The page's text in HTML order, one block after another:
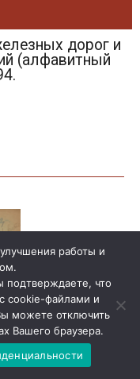
дорог и
(алфавитный
работы и
подтверждаете, что
cookie-файлами и
можете отключить
Вашего браузера.